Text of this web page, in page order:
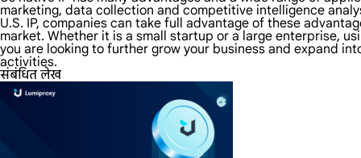
marketing, data collection and competitive intelligence
U.S. IP, companies can take full advantage of these
market. Whether it is a small startup or a large enterprise,
you are looking to further grow your business and expand
activities.
संबंधित लेख